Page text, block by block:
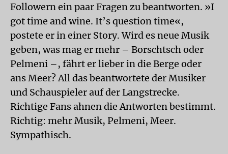
Followern ein paar Fragen zu beantworten. »I
got time and wine. It’s question time«,
postete er in einer Story. Wird es neue Musik
geben, was mag er mehr – Borschtsch oder
Pelmeni –, fährt er lieber in die Berge oder
ans Meer? All das beantwortete der Musiker
und Schauspieler auf der Langstrecke.
Richtige Fans ahnen die Antworten bestimmt.
Richtig: mehr Musik, Pelmeni, Meer.
Sympathisch.